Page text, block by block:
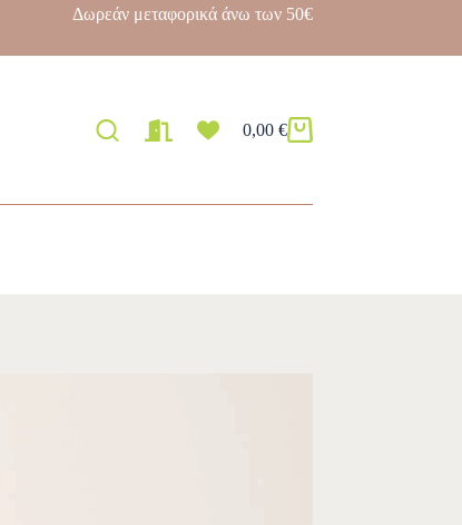
Δωρεάν μεταφορικά άνω των 50€
0,00 €